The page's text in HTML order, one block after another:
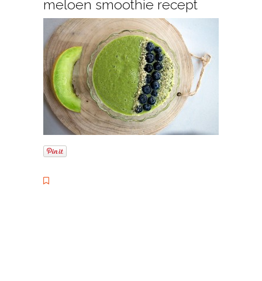
meloen smoothie recept